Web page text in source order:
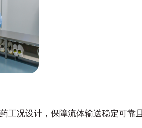
工况设计，保障流体输送稳定可靠